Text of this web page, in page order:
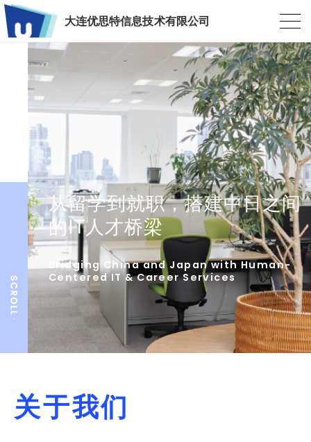
大连优思特信息技术有限公司
从留学到就职，搭建中日之间
的IT人才桥梁
Bridging China and Japan with Human-
Centered IT & Career Services
关于我们